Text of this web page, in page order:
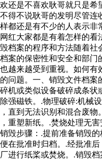
还是不喜欢耿哥就只是希
得不说耿哥的发明尽管连
都还是有不少的人表示非
红大家都是有着怎样的看
档案的程序和方法随着社
案的保密性和安全和部门
越来越受到重视。如何有
问题。一、销毁文件档案
机或类似设备破碎成条状
强磁铁。.物理破碎:机械
直到无法识别和混合废物
重塑新纸。.焚烧处理无
毁步骤：.提前准备销毁
在批准时归档。.经批准
进行纸桨或焚烧。.销毁